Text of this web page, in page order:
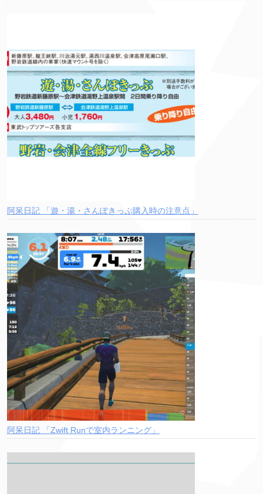
阿呆日記 「遊・湯・さんぽきっぷ購入時の注意点」
阿呆日記 「Zwift Runで室内ランニング」